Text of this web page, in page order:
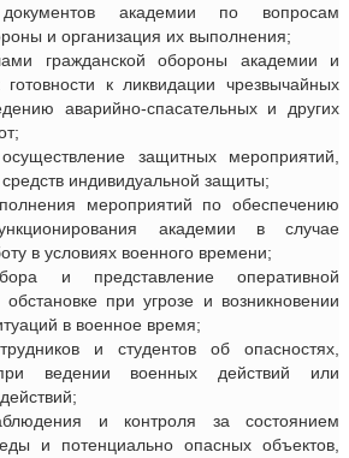
академии по вопросам
и организация их выполнения;
гражданской обороны академии и
к ликвидации чрезвычайных
аварийно-спасательных и других
защитных мероприятий,
индивидуальной защиты;
мероприятий по обеспечению
академии в случае
в условиях военного времени;
и представление оперативной
при угрозе и возникновении
в военное время;
и студентов об опасностях,
ведении военных действий или
и контроля за состоянием
и потенциально опасных объектов,